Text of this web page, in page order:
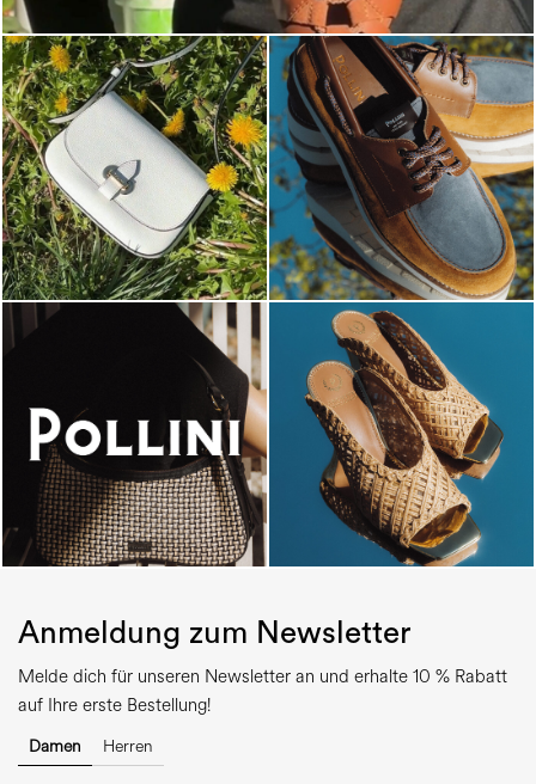
Anmeldung zum Newsletter
Melde dich für unseren Newsletter an und erhalte 10 % Rabatt
auf Ihre erste Bestellung!
Damen Herren